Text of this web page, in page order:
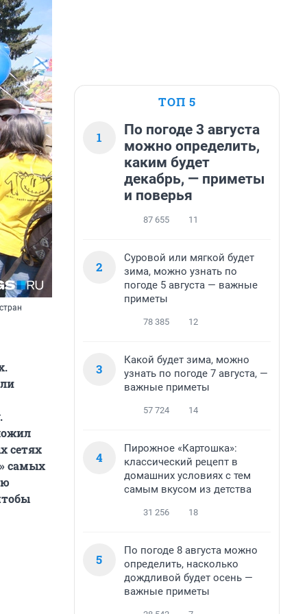
сетях
самых
ТОП 5
1
По погоде 3 августа
можно определить,
каким будет
декабрь, — приметы
и поверья
87 655 11
2
Суровой или мягкой будет
зима, можно узнать по
погоде 5 августа — важные
приметы
78 385 12
3
Какой будет зима, можно
узнать по погоде 7 августа, —
важные приметы
57 724 14
4
Пирожное «Картошка»:
классический рецепт в
домашних условиях с тем
самым вкусом из детства
31 256 18
5
По погоде 8 августа можно
определить, насколько
дождливой будет осень —
важные приметы